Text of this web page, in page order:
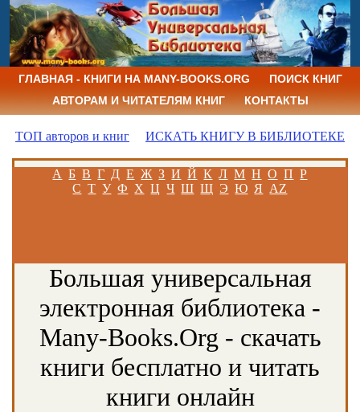
ГЛАВНАЯ - КНИГИ НА MANY-BOOKS.ORG
ПОИСК КНИГ
АВТОРАМ И ЧИТАТЕЛЯМ КНИГ
КОНТАКТЫ
ТОП авторов и книг ИСКАТЬ КНИГУ В БИБЛИОТЕКЕ
А Б В Г Д Е Ж З И Й К Л М Н О П Р
С Т У Ф Х Ц Ч Ш Щ Э Ю Я AZ
Большая универсальная
электронная библиотека -
Many-Books.Org - скачать
книги бесплатно и читать
книги онлайн